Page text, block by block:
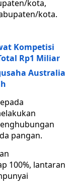
kota,
kota.
Kompetisi
Rp1 Miliar
Australia
pangan.
100%, lantaran